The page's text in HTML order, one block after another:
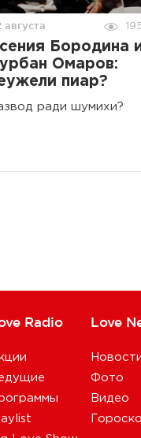
августа
Бородина
Омаров:
пиар?
ради шумихи?
Radio Love
Фото
Видео